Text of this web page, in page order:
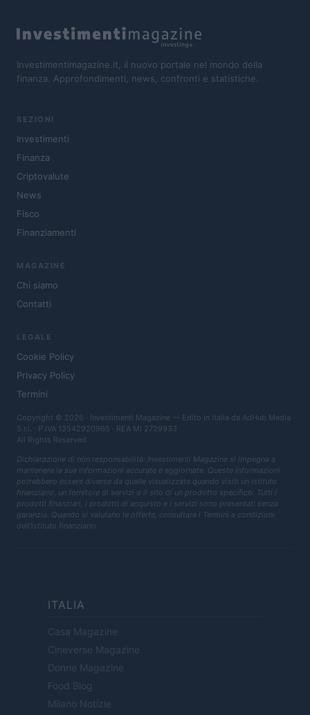
Investimentimagazine.it, il nuovo portale nel mondo della
finanza. Approfondimenti, news, confronti e statistiche.
SEZIONI
Investimenti
Finanza
Criptovalute
News
Fisco
Finanziamenti
MAGAZINE
Chi siamo
Contatti
LEGALE
Cookie Policy
Privacy Policy
Termini
Copyright © 2026 · Investimenti Magazine — Edito in Italia da AdHub Media
S.r.l. · P.IVA 13542920965 · REA MI 2729933
All Rights Reserved
Dichiarazione di non responsabilità: Investimenti Magazine si impegna a
mantenere le sue informazioni accurate e aggiornate. Queste informazioni
potrebbero essere diverse da quelle visualizzate quando visiti un istituto
finanziario, un fornitore di servizi o il sito di un prodotto specifico. Tutti i
prodotti finanziari, i prodotti di acquisto e i servizi sono presentati senza
garanzia. Quando si valutano le offerte, consultare i Termini e condizioni
dell'istituto finanziario.
ITALIA
Casa Magazine
Cineverse Magazine
Donne Magazine
Food Blog
Milano Notizie